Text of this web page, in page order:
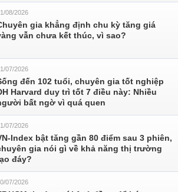
08/2026
gia khẳng định chu kỳ tăng giá
vẫn chưa kết thúc, vì sao?
07/2026
đến 102 tuổi, chuyên gia tốt nghiệp
Harvard duy trì tốt 7 điều này: Nhiều
bất ngờ vì quá quen
07/2026
Index bật tăng gần 80 điểm sau 3 phiên,
gia nói gì về khả năng thị trường
đáy?
07/2026